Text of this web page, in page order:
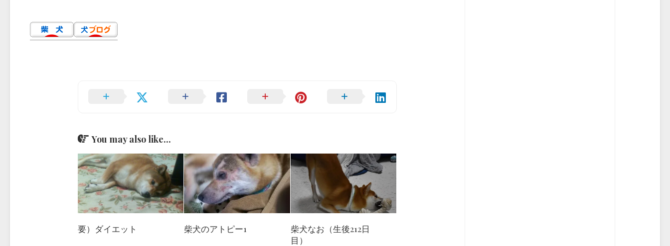
You may also like...
要）ダイエット 柴犬のアトピー1
柴犬なお（生後212日
目）